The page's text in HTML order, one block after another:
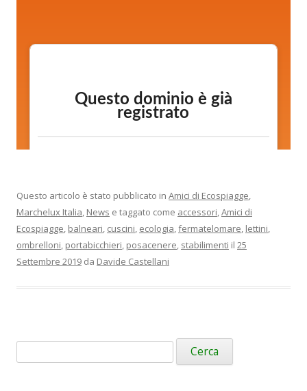
Questo articolo è stato pubblicato in Amici di Ecospiagge,
Marchelux Italia, News e taggato come accessori,Amici di
Ecospiagge, balneari, cuscini, ecologia,fermatelomare, lettini,
ombrelloni, portabicchieri, posacenere, stabilimenti il 25
Settembre 2019 da Davide Castellani
Ricerca
per: